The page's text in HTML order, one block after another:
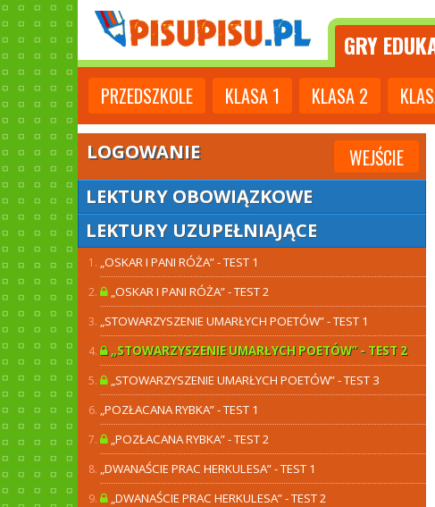
GRY
PRZEDSZKOLE KLASA 1 KLASA 2
LOGOWANIE WEJŚCIE
LEKTURY OBOWIĄZKOWE
LEKTURY UZUPEŁNIAJĄCE
„OSKAR I PANI RÓŻA” - TEST 1
„OSKAR I PANI RÓŻA” - TEST 2
„STOWARZYSZENIE UMARŁYCH POETÓW” - TEST 1
„STOWARZYSZENIE UMARŁYCH POETÓW” - TEST 2
„STOWARZYSZENIE UMARŁYCH POETÓW” - TEST 3
„POZŁACANA RYBKA” - TEST 1
„POZŁACANA RYBKA” - TEST 2
„DWANAŚCIE PRAC HERKULESA” - TEST 1
„DWANAŚCIE PRAC HERKULESA” - TEST 2